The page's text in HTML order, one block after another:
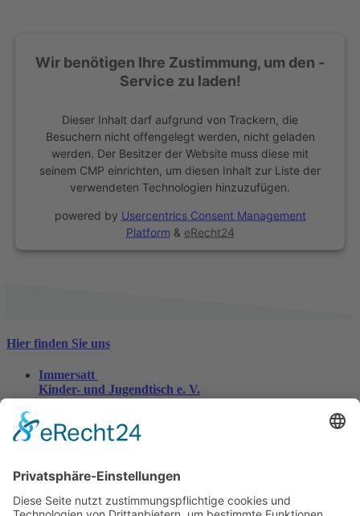
Wir benötigen Ihre Zustimmung, um den -
Service zu laden!
Dieser Inhalt darf aufgrund von Trackern, die
Besuchern nicht offengelegt werden, nicht geladen
werden. Der Besitzer der Website muss diese mit
seinem CMP einrichten, um diesen Inhalt zur Liste der
verwendeten Technologien hinzuzufügen.
powered by Usercentrics Consent Management
Platform & eRecht24
Hier finden Sie uns
Immersatt
Kinder- und Jugendtisch e. V.
47138 Duisburg
0203 - 456796-10
0203 - 456796-11
info@immersatt.org